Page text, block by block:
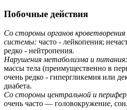
Побочные действия
Со стороны органов
системы: часто - лейкопения;
редко - нейтропения.
Нарушения метаболизма и питания:
массы тела (преимущественно в
очень редко - гипергликемия или
диабета.
Со стороны центральной и
очень часто — головокружение,